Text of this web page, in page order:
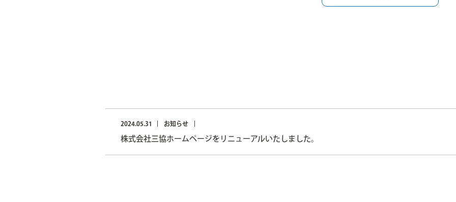
2024.05.31 お知らせ
株式会社三協ホームページをリニューアルいたしました。